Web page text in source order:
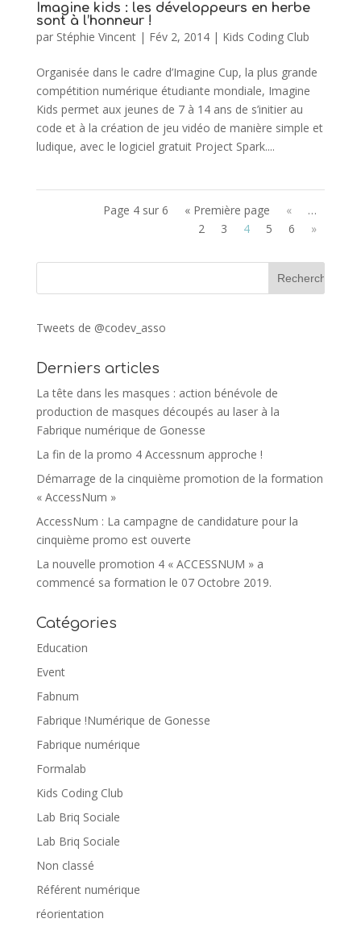
Imagine kids : les développeurs en herbe
sont à l’honneur !
par Stéphie Vincent| Fév 2, 2014| Kids Coding Club
Organisée dans le cadre d’Imagine Cup, la plus grande
compétition numérique étudiante mondiale, Imagine
Kids permet aux jeunes de 7 à 14 ans de s’initier au
code et à la création de jeu vidéo de manière simple et
ludique, avec le logiciel gratuit Project Spark....
Page 4 sur 6 « Première page «
…
2
3 4 5 6 »
Tweets de @codev_asso
Derniers articles
La tête dans les masques : action bénévole de
production de masques découpés au laser à la
Fabrique numérique de Gonesse
La fin de la promo 4 Accessnum approche !
Démarrage de la cinquième promotion de la formation
« AccessNum »
AccessNum : La campagne de candidature pour la
cinquième promo est ouverte
La nouvelle promotion 4 « ACCESSNUM » a
commencé sa formation le 07 Octobre 2019.
Catégories
Education
Event
Fabnum
Fabrique !Numérique de Gonesse
Fabrique numérique
Formalab
Kids Coding Club
Lab Briq Sociale
Lab Briq Sociale
Non classé
Référent numérique
réorientation